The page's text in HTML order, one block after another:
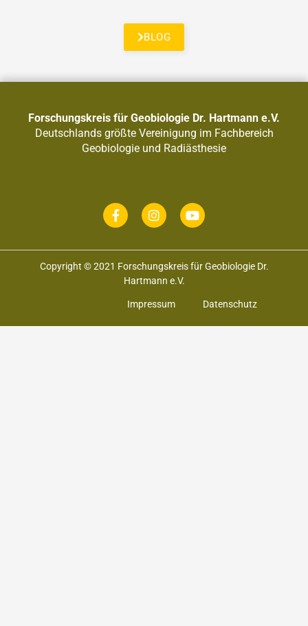
BLOG
Forschungskreis für Geobiologie Dr. Hartmann e.V.
Deutschlands größte Vereinigung im Fachbereich
Geobiologie und Radiästhesie
Copyright © 2021 Forschungskreis für Geobiologie Dr.
Hartmann e.V.
Impressum Datenschutz